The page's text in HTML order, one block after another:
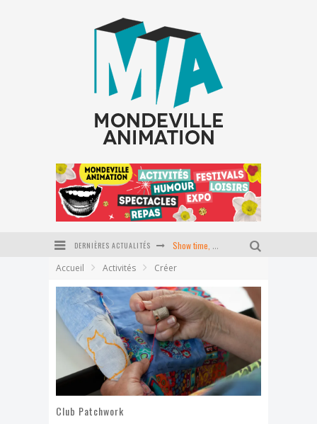
DERNIÈRES ACTUALITÉS Show time, école du P'tit coin
Journée tapisserie d'ameublement
Dimanche, j'ai clown
Effeuillage burlesque
FESTIVAL TONGS & ESPADRILLES
Accueil Activités Créer
Club Patchwork